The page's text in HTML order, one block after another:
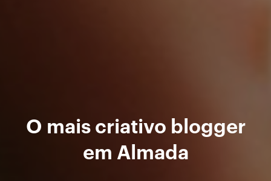
O mais criativo blogger
em Almada